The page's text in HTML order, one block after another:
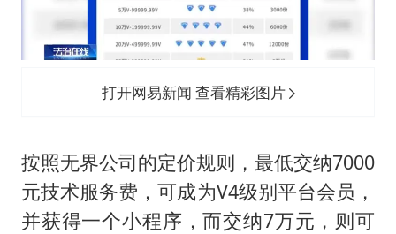
打开网易新闻 查看精彩图片
按照无界公司的定价规则，最低交纳7000
元技术服务费，可成为V4级别平台会员，
并获得一个小程序，而交纳7万元，则可